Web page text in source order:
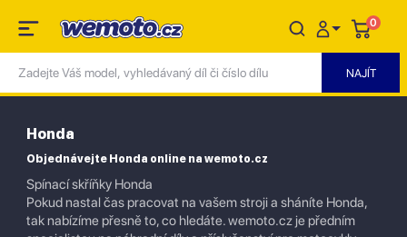
0
Honda
Objednávejte Honda online na wemoto.cz
Spínací skříňky Honda
Pokud nastal čas pracovat na vašem stroji a sháníte Honda,
tak nabízíme přesně to, co hledáte. wemoto.cz je předním